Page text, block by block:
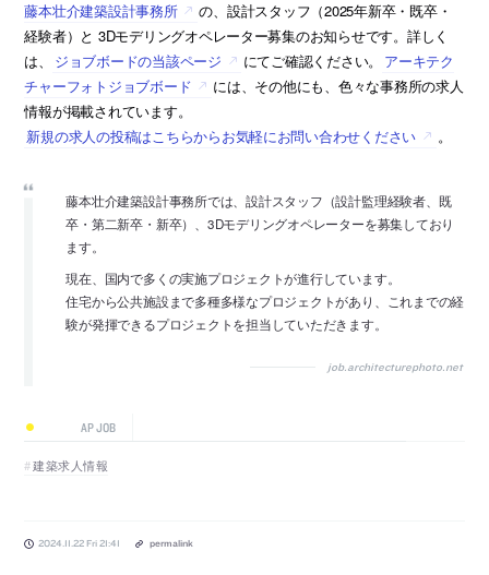
藤本壮介建築設計事務所
の、設計スタッフ（2025年新卒・既卒・
経験者）と 3Dモデリングオペレーター募集のお知らせです。詳しく
は、
ジョブボードの当該ページ にてご確認ください。
アーキテク
チャーフォトジョブボード
には、その他にも、色々な事務所の求人
情報が掲載されています。
新規の求人の投稿はこちらからお気軽にお問い合わせください
。
藤本壮介建築設計事務所では、設計スタッフ（設計監理経験者、既
卒・第二新卒・新卒）、3Dモデリングオペレーターを募集しており
ます。
現在、国内で多くの実施プロジェクトが進行しています。
住宅から公共施設まで多種多様なプロジェクトがあり、これまでの経
験が発揮できるプロジェクトを担当していただきます。
job.architecturephoto.net
AP JOB
建築求人情報
2024.11.22 Fri 21:41 permalink